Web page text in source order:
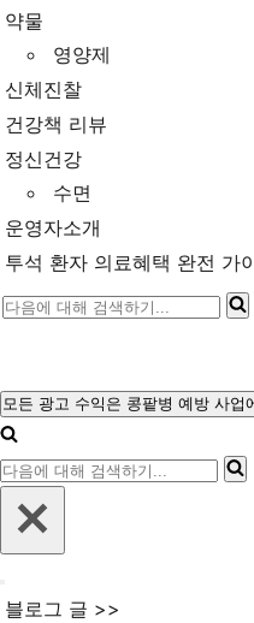
약물
영양제
신체진찰
건강책 리뷰
정신건강
수면
운영자소개
투석 환자 의료혜택 완전 가
다
대
해
검
색
모든 광고 수익은 콩팥병 예방 사업
다
해
비
블로그 글 >>